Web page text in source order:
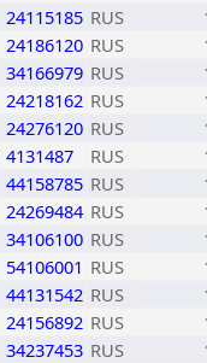
24115185 RUS
24186120 RUS
34166979 RUS
24218162 RUS
24276120 RUS
4131487 RUS
44158785 RUS
24269484 RUS
34106100 RUS
54106001 RUS
44131542 RUS
24156892 RUS
34237453 RUS